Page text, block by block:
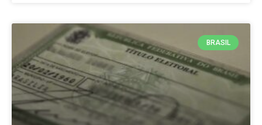
BRASIL